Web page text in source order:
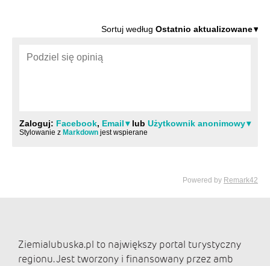
Ziemialubuska.pl to największy portal turystyczny
regionu. Jest tworzony i finansowany przez amb